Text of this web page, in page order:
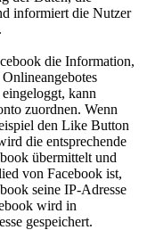
informiert die Nutzer
die Information,
kann
zuordnen. Wenn
den Like Button
die entsprechende
übermittelt und
von Facebook ist,
seine IP-Adresse
wird in
gespeichert.